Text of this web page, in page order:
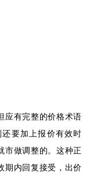
应有完整的价格术语
要加上报价有效时
市做调整的。这种正
期内回复接受，出价